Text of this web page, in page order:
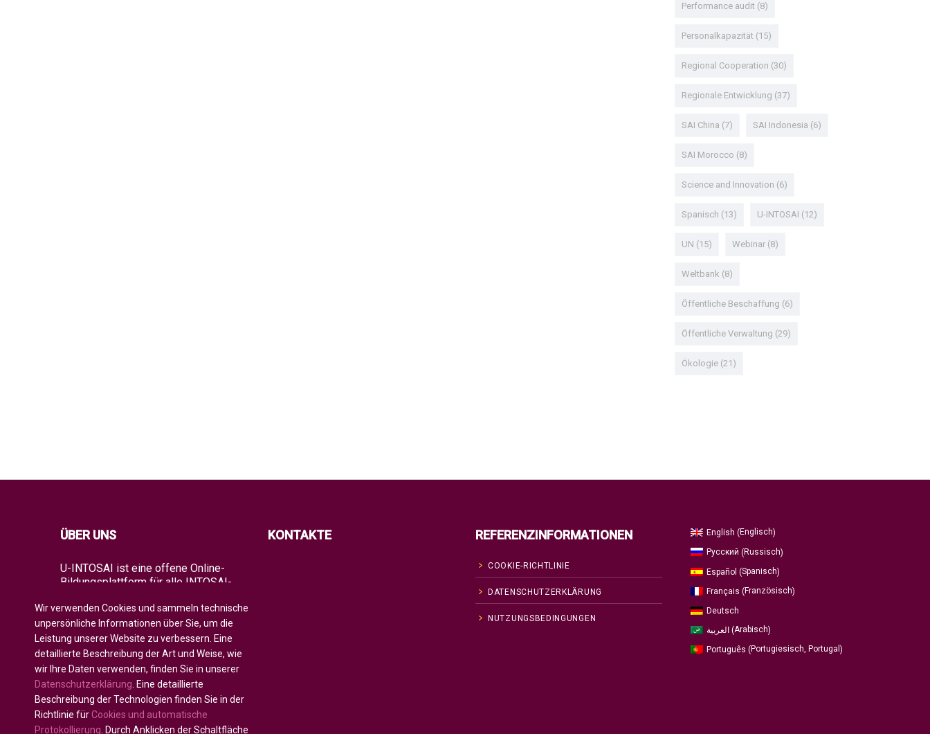
Performance audit (8)
Personalkapazität (15)
Regional Cooperation (30)
Regionale Entwicklung (37)
SAI China (7) SAI Indonesia (6)
SAI Morocco (8)
Science and Innovation (6)
Spanisch (13) U-INTOSAI (12)
UN (15) Webinar(8)
Weltbank (8)
Öffentliche Beschaffung (6)
Öffentliche Verwaltung (29)
Ökologie(21)
ÜBER UNS
U-INTOSAI ist eine offene Online-
Bildungsplattform für alle INTOSAI-
Raum für den Austausch von
Erfahrungen und fortgeschrittenem
Wissen geschaffen wurde.
Es bietet der gesamten globalen
Auditgemeinschaft sowohl klassische
Bildungsformate als auch die besten
INTOSAI-Bildungsprojekte und
Leitlinien, die bestehende
Bildungsinitiativen kombinieren, um
KONTAKTE REFERENZINFORMATIONEN
COOKIE-RICHTLINIE
DATENSCHUTZERKLÄRUNG
NUTZUNGSBEDINGUNGEN
English (Englisch)
Русский (Russisch)
Español (Spanisch)
Français (Französisch)
Deutsch
العربية (Arabisch)
Português (Portugiesisch, Portugal )
Wir verwenden Cookies und sammeln technische
unpersönliche Informationen über Sie, um die
Leistung unserer Website zu verbessern. Eine
detaillierte Beschreibung der Art und Weise, wie
wir Ihre Daten verwenden, finden Sie in unserer
Datenschutzerklärung . Eine detaillierte
Beschreibung der Technologien finden Sie in der
Richtlinie für Cookies und automatische
Protokollierung . Durch Anklicken der Schaltfläche